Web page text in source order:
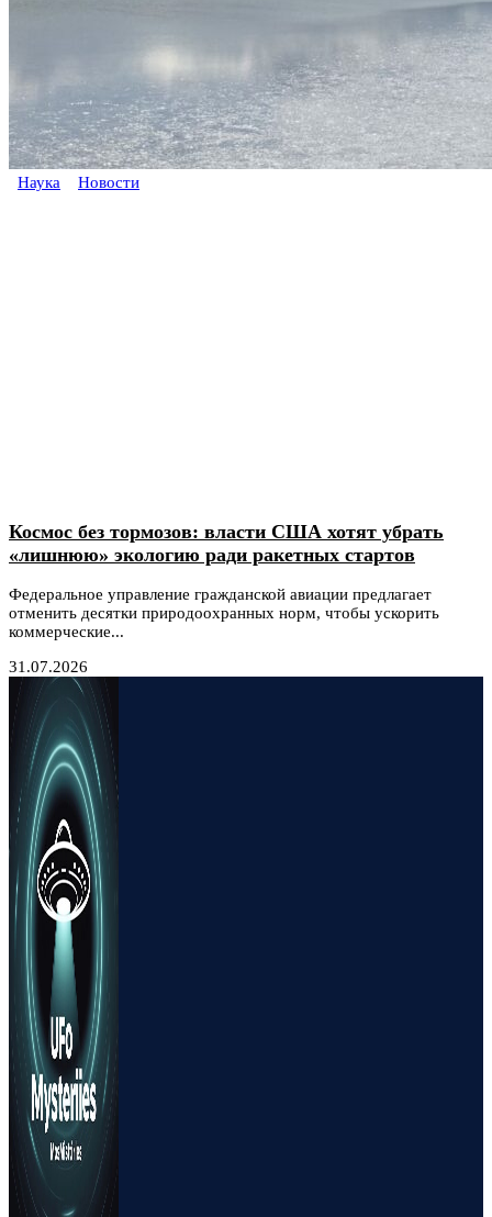
Наука Новости
Космос без тормозов: власти США хотят убрать
«лишнюю» экологию ради ракетных стартов
Федеральное управление гражданской авиации предлагает
отменить десятки природоохранных норм, чтобы ускорить
коммерческие...
31.07.2026